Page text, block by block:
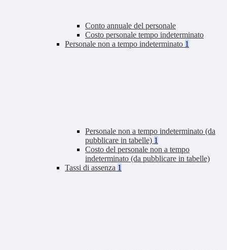
Conto annuale del personale
Costo personale tempo indeterminato
Personale non a tempo indeterminato 1
Personale non a tempo indeterminato (da
pubblicare in tabelle) 1
Costo del personale non a tempo
indeterminato (da pubblicare in tabelle)
Tassi di assenza 1